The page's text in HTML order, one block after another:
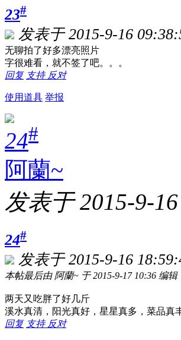
23#
发表于 2015-9-16
无聊拍了好多漂亮照片
字很难看，就不签了吧。。。
回复 支持 反对
使用道具 举报
24#
阿蘭~
发表于 2015-9-
24#
发表于 2015-9-16
本帖最后由 阿蘭~ 于 2015-9-17 10:36 编辑
两天又吃胖了好几斤
溪水真清，阳光真好，星星真多，菜品真
回复 支持 反对